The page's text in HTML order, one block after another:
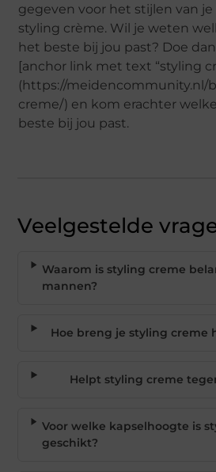
gegeven voor het stijlen van
styling crème. Wil je weten
het beste bij jou past? Doe
[anchor link met text “styling
(https://meidencommunity.nl/
creme/) en kom erachter
beste bij jou past.
Veelgestelde
Waarom is styling creme
mannen?
Hoe breng je styling creme
Helpt styling creme
Voor welke kapselhoogte is
geschikt?